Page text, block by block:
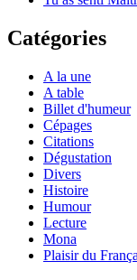
Catégories
A la une
A table
Billet d'humeur
Cépages
Citations
Dégustation
Divers
Histoire
Humour
Lecture
Mona
Plaisir du